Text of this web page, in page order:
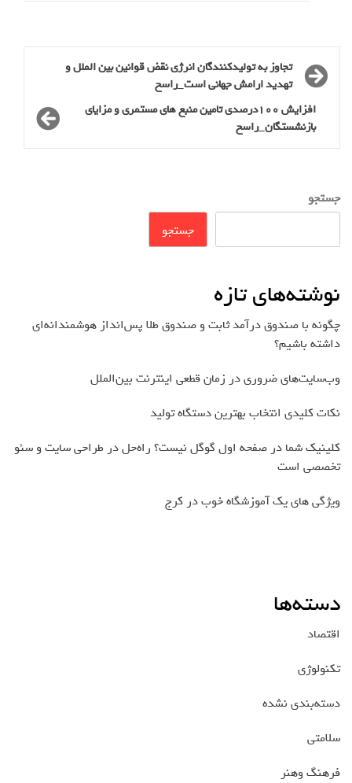
تجاوز به تولیدکنندگان انرژی نقض قوانین بین الملل و
تهدید ارامش جهانی است_راسخ
افزایش 100درصدی تامین منبع های مستمری و مزایای
بازنشستگان_راسخ
جستجو
جستجو
نوشته‌های تازه
چگونه با صندوق درآمد ثابت و صندوق طلا پس‌انداز هوشمندانه‌ای
داشته باشیم؟
وب‌سایت‌های ضروری در زمان قطعی اینترنت بین‌الملل
نکات کلیدی انتخاب بهترین دستگاه تولید
کلینیک شما در صفحه اول گوگل نیست؟ راه‌حل در طراحی سایت و سئو
تخصصی است
ویژگی های یک آموزشگاه خوب در کرج
دسته‌ها
اقتصاد
تکنولوژی
دسته‌بندی نشده
سلامتی
فرهنگ وهنر